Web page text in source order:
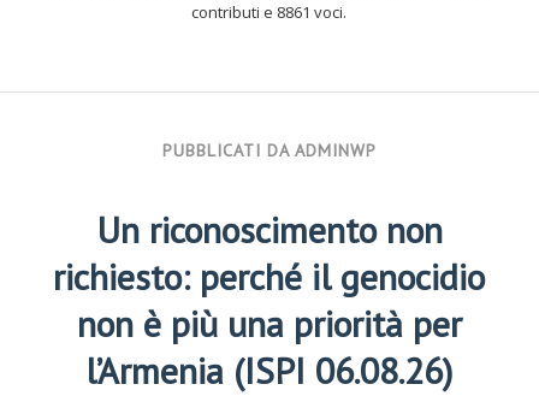
contributi e 8861 voci.
PUBBLICATI DA ADMINWP
Un riconoscimento non
richiesto: perché il genocidio
non è più una priorità per
l’Armenia (ISPI 06.08.26)